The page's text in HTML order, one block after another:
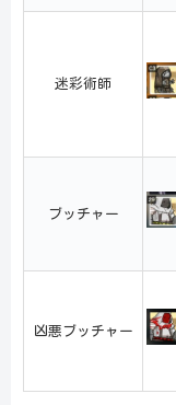
迷彩術師
ブッチャー
凶悪ブッチャー